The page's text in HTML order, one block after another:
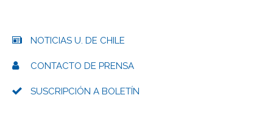
NOTICIAS U. DE CHILE
CONTACTO DE PRENSA
SUSCRIPCIÓN A BOLETÍN